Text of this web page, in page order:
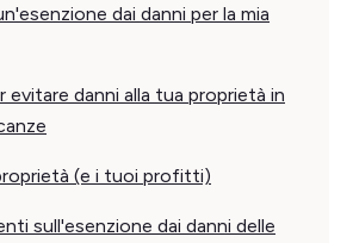
dai danni per la mia
evitare danni alla tua proprietà in
(e i tuoi profitti)
sull'esenzione dai danni delle